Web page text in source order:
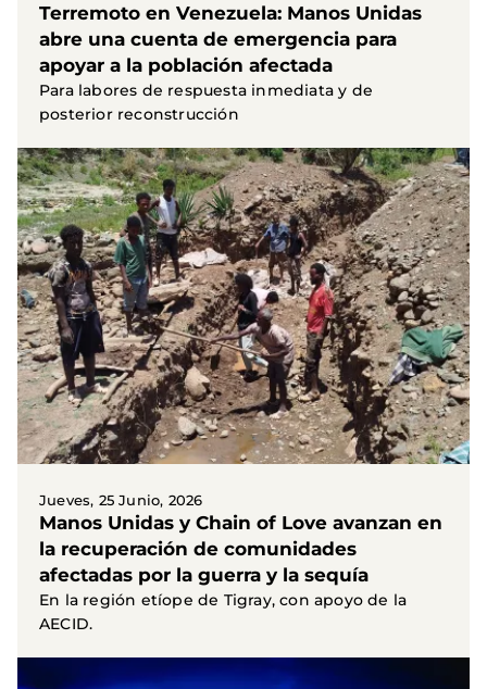
Terremoto en Venezuela: Manos Unidas
abre una cuenta de emergencia para
apoyar a la población afectada
Para labores de respuesta inmediata y de
posterior reconstrucción
Jueves, 25 Junio, 2026
Manos Unidas y Chain of Love avanzan en
la recuperación de comunidades
afectadas por la guerra y la sequía
En la región etíope de Tigray, con apoyo de la
AECID.